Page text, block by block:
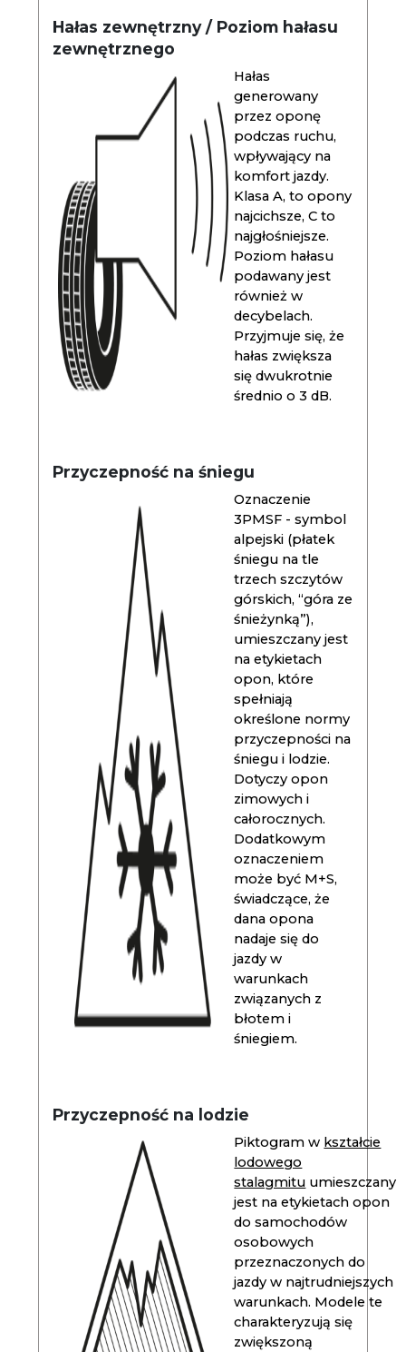
Hałas zewnętrzny / Poziom hałasu
zewnętrznego
Hałas
generowany
przez oponę
podczas ruchu,
wpływający na
komfort jazdy.
Klasa A, to opony
najcichsze, C to
najgłośniejsze.
Poziom hałasu
podawany jest
również w
decybelach.
Przyjmuje się, że
hałas zwiększa
się dwukrotnie
średnio o 3 dB.
Przyczepność na śniegu
Oznaczenie
3PMSF - symbol
alpejski (płatek
śniegu na tle
trzech szczytów
górskich, “góra ze
śnieżynką”),
umieszczany jest
na etykietach
opon, które
spełniają
określone normy
przyczepności na
śniegu i lodzie.
Dotyczy opon
zimowych i
całorocznych.
Dodatkowym
oznaczeniem
może być M+S,
świadczące, że
dana opona
nadaje się do
jazdy w
warunkach
związanych z
błotem i
śniegiem.
Przyczepność na lodzie
Piktogram w kształcie
lodowego
stalagmitu umieszczany
jest na etykietach opon
do samochodów
osobowych
przeznaczonych do
jazdy w najtrudniejszych
warunkach. Modele te
charakteryzują się
zwiększoną